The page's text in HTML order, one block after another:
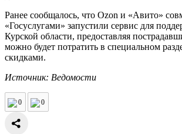
Ранее сообщалось, что Ozon и «Авито»
«Госуслугами» запустили сервис для
Курской области, предоставляя
можно будет потратить в специальном
скидками.
Источник: Ведомости
0 0